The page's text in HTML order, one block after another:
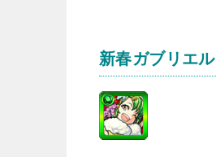
新春ガブリエル